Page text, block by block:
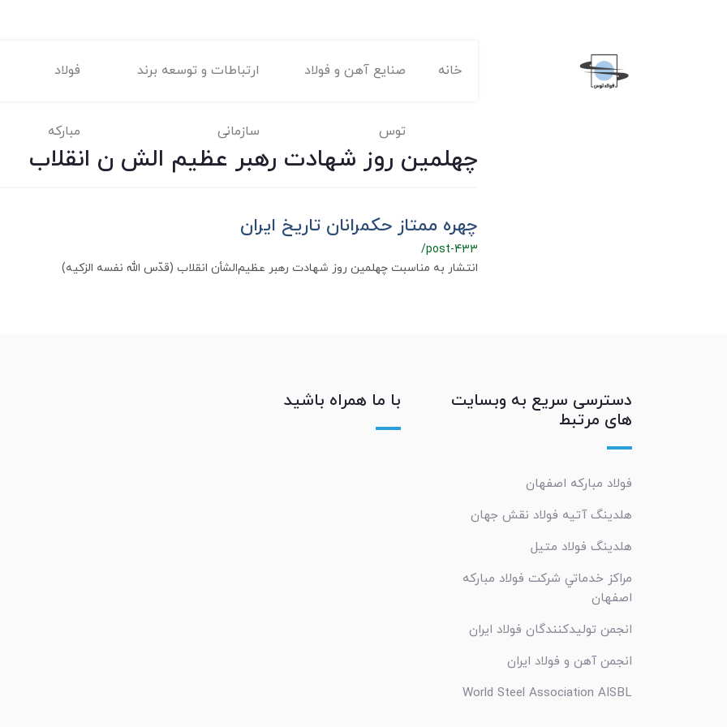
خانه صنایع آهن و فولاد
توس
ارتباطات و توسعه برند
سازمانی
فولاد
مبارکه
چهلمین روز شهادت رهبر عظیم الش ن انقلاب
چهره ممتاز حکمرانان تاریخ ایران
/post-433
انتشار به‌ مناسبت چهلمین روز شهادت رهبر عظیم‌الشأن انقلاب (قدّس الله نفسه الزکیه)
دسترسی سریع به وبسایت
های مرتبط
فولاد مبارکه اصفهان
هلدینگ آتیه فولاد نقش جهان
هلدینگ فولاد متیل
مراکز خدماتي شرکت فولاد مبارکه
اصفهان
انجمن تولیدکنندگان فولاد ایران
انجمن آهن و فولاد ایران
World Steel Association AISBL
با ما همراه باشید